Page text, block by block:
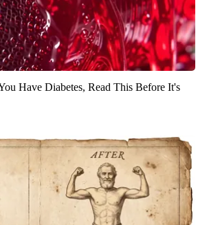
Have Diabetes, Read This Before It's